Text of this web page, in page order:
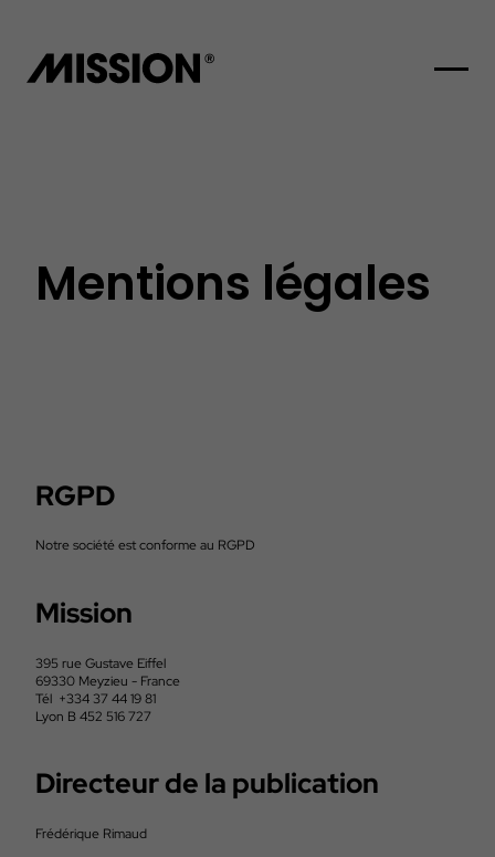
Mentions légales
RGPD
Notre société est conforme au RGPD
Mission
395 rue Gustave Eiffel
69330 Meyzieu - France
Tél +334 37 44 19 81
Lyon B 452 516 727
Directeur de la publication
Frédérique Rimaud